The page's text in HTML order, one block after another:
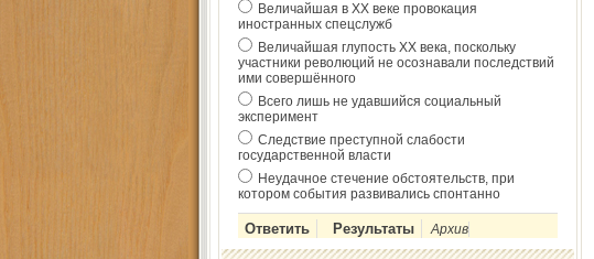
Величайшая в ХХ веке провокация
иностранных спецслужб
Величайшая глупость ХХ века, поскольку
участники революций не осознавали последствий
ими совершённого
Всего лишь не удавшийся социальный
эксперимент
Следствие преступной слабости
государственной власти
Неудачное стечение обстоятельств, при
котором события развивались спонтанно
Архив